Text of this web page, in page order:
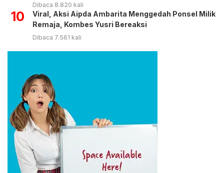
Dibaca 8.820 kali
10
Viral, Aksi Aipda Ambarita Menggedah Ponsel Milik
Remaja, Kombes Yusri Bereaksi
Dibaca 7.561 kali